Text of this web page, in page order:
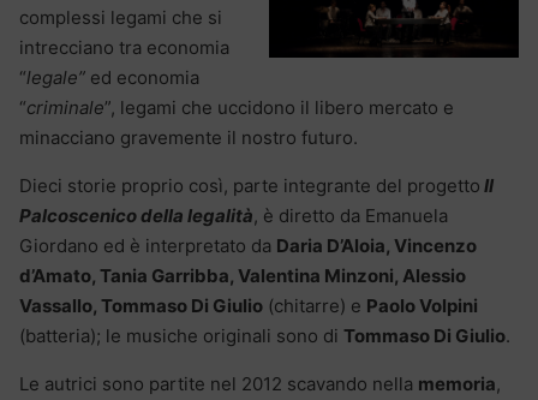
complessi legami che si
intrecciano tra economia
“legale” ed economia
“criminale”, legami che uccidono il libero mercato e
minacciano gravemente il nostro futuro.
Dieci storie proprio così, parte integrante del progetto Il
Palcoscenico della legalità, è diretto da Emanuela
Giordano ed è interpretato da Daria D’Aloia, Vincenzo
d’Amato, Tania Garribba, Valentina Minzoni, Alessio
Vassallo, Tommaso Di Giulio (chitarre) e Paolo Volpini
(batteria); le musiche originali sono di Tommaso Di Giulio.
Le autrici sono partite nel 2012 scavando nella memoria,